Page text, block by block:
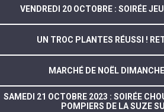
VENDREDI 20 OCTOBRE : SOIRÉE
UN TROC PLANTES RÉUSSI !
MARCHÉ DE NOËL
SAMEDI 21 OCTOBRE 2023 : SOIRÉE
POMPIERS DE LA SUZE